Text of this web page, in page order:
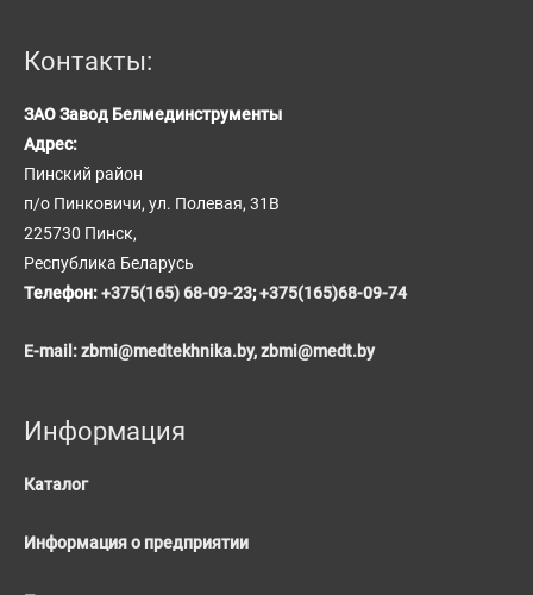
Контакты:
ЗАО Завод Белмединструменты
Адрес:
Пинский район
п/о Пинковичи, ул. Полевая, 31В
225730 Пинск,
Республика Беларусь
Телефон:+375(165) 68-09-23;+375(165)68-09-74
E-mail:zbmi@medtekhnika.by,zbmi@medt.by
Информация
Каталог
Информация о предприятии